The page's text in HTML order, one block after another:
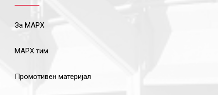
За МАРХ
МАРХ тим
Промотивен материјал